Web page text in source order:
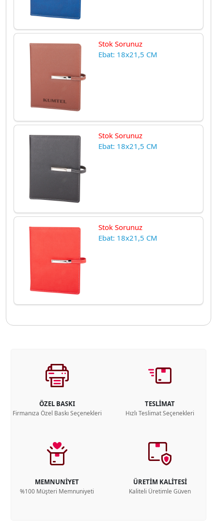
Stok Sorunuz
Ebat: 18x21,5 CM
Stok Sorunuz
Ebat: 18x21,5 CM
Stok Sorunuz
Ebat: 18x21,5 CM
ÖZEL BASKI
Firmanıza Özel Baskı Seçenekleri
TESLİMAT
Hızlı Teslimat Seçenekleri
MEMNUNİYET
%100 Müşteri Memnuniyeti
ÜRETİM KALİTESİ
Kaliteli Üretimle Güven